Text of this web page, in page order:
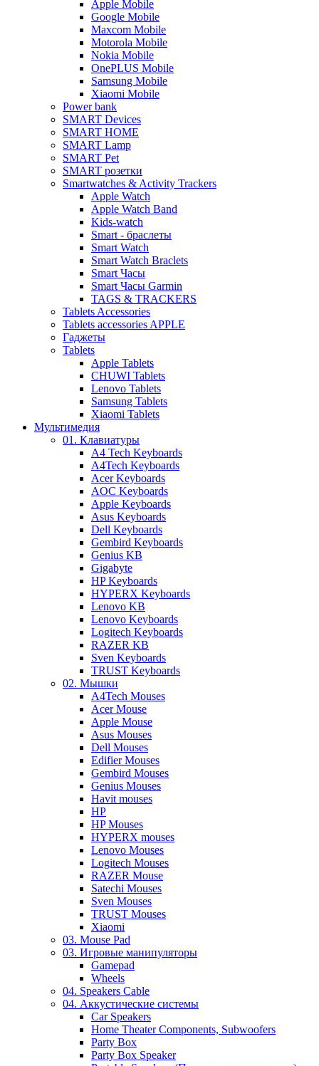
Apple Mobile
Google Mobile
Maxcom Mobile
Motorola Mobile
Nokia Mobile
OnePLUS Mobile
Samsung Mobile
Xiaomi Mobile
Power bank
SMART Devices
SMART HOME
SMART Lamp
SMART Pet
SMART розетки
Smartwatches & Activity Trackers
Apple Watch
Apple Watch Band
Kids-watch
Smart - браслеты
Smart Watch
Smart Watch Braclets
Smart Часы
Smart Часы Garmin
TAGS & TRACKERS
Tablets Accessories
Tablets accessories APPLE
Гаджеты
Tablets
Apple Tablets
CHUWI Tablets
Lenovo Tablets
Samsung Tablets
Xiaomi Tablets
Мультимедия
01. Клавиатуры
A4 Tech Keyboards
A4Tech Keyboards
Acer Keyboards
AOC Keyboards
Apple Keyboards
Asus Keyboards
Dell Keyboards
Gembird Keyboards
Genius KB
Gigabyte
HP Keyboards
HYPERX Keyboards
Lenovo KB
Lenovo Keyboards
Logitech Keyboards
RAZER KB
Sven Keyboards
TRUST Keyboards
02. Мышки
A4Tech Mouses
Acer Mouse
Apple Mouse
Asus Mouses
Dell Mouses
Edifier Mouses
Gembird Mouses
Genius Mouses
Havit mouses
HP
HP Mouses
HYPERX mouses
Lenovo Mouses
Logitech Mouses
RAZER Mouse
Satechi Mouses
Sven Mouses
TRUST Mouses
Xiaomi
03. Mouse Pad
03. Игровые манипуляторы
Gamepad
Wheels
04. Speakers Cable
04. Аккустические системы
Car Speakers
Home Theater Components, Subwoofers
Party Box
Party Box Speaker